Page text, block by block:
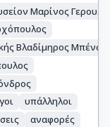
Μαρίνος
Βλαδίμηρος
υπάλληλοι
αναφορές